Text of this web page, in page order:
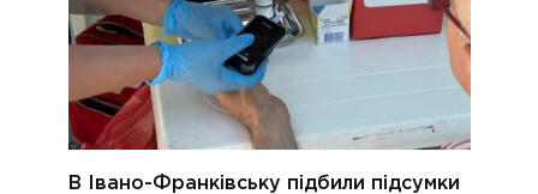
В Івано-Франківську підбили підсумки